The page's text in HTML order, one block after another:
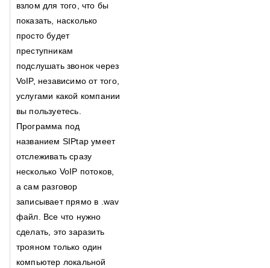
взлом для того, что бы
показать, насколько
просто будет
преступникам
подслушать звонок через
VoIP, независимо от того,
услугами какой компании
вы пользуетесь.
Программа под
названием SIPtap умеет
отслеживать сразу
несколько VoIP потоков,
а сам разговор
записывает прямо в .wav
файл. Все что нужно
сделать, это заразить
трояном только один
компьютер локальной